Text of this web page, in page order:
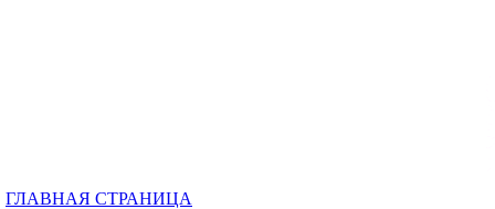
ГЛАВНАЯ СТРАНИЦА